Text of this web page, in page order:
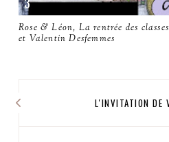
Rose & Léon, La rentrée des
et Valentin Desfemmes
L'INVITATION DE